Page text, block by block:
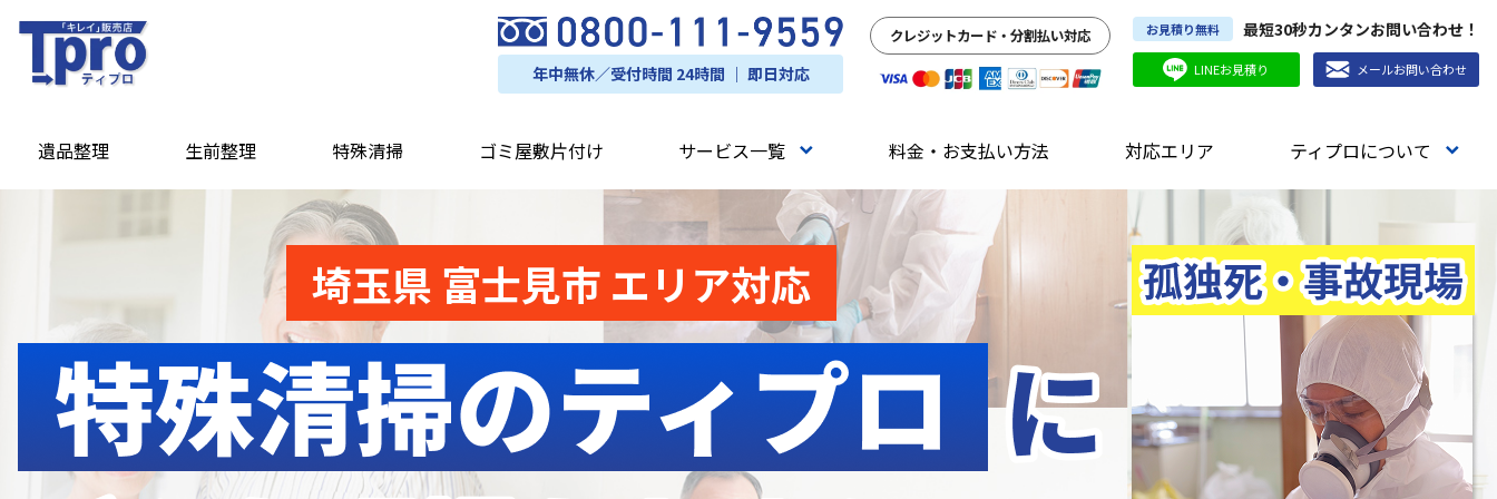
年中無休／受付時間 24時間 ｜ 即日対応
クレジットカード・分割払い対応 お見積り無料 最短30秒カンタンお問い合わせ！
LINEお見積り メールお問い合わせ
遺品整理 生前整理 特殊清掃 ゴミ屋敷片付け サービス一覧 料金・お支払い方法 対応エリア ティプロについて
埼玉県 富士見市 エリア対応